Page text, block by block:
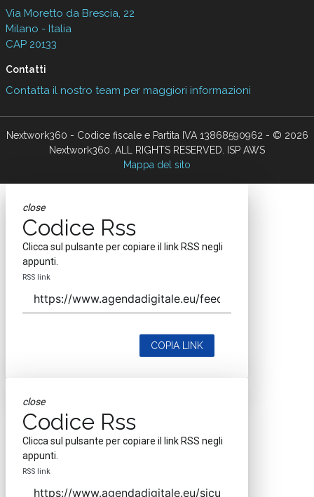
Via Moretto da Brescia, 22
Milano - Italia
CAP 20133
Contatti
Contatta il nostro team per maggiori informazioni
Nextwork360 - Codice fiscale e Partita IVA 13868590962 - © 2026
Nextwork360. ALL RIGHTS RESERVED. ISP AWS
Mappa del sito
close
Codice Rss
Clicca sul pulsante per copiare il link RSS negli
appunti.
RSS link
COPIA LINK
close
Codice Rss
Clicca sul pulsante per copiare il link RSS negli
appunti.
RSS link